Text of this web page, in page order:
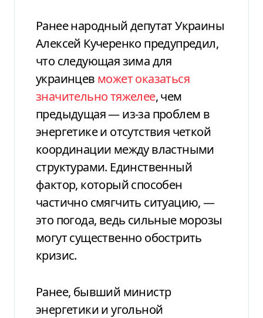
Ранее народный депутат Украины
Алексей Кучеренко предупредил,
что следующая зима для
украинцев может оказаться
значительно тяжелее, чем
предыдущая — из-за проблем в
энергетике и отсутствия четкой
координации между властными
структурами. Единственный
фактор, который способен
частично смягчить ситуацию, —
это погода, ведь сильные морозы
могут существенно обострить
кризис.
Ранее, бывший министр
энергетики и угольной